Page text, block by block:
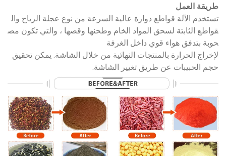
طريقة العمل
تستخدم الآلة قواطع دوارة عالية السرعة من نوع عجلة الرياح وال
قواطع الثابتة لسحق المواد الخام وطحنها وقصها ، والتي تكون مص
حوبة بتدفق هواء قوي داخل الغرفة
لإخراج الحرارة بالمنتجات النهائية من خلال الشاشة. يمكن تحقيق
حجم الحبيبات عن طريق تغيير الشاشة.